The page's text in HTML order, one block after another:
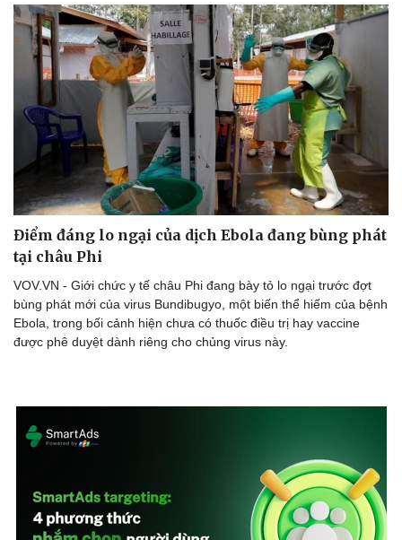
Điểm đáng lo ngại của dịch Ebola đang bùng phát
tại châu Phi
VOV.VN - Giới chức y tế châu Phi đang bày tỏ lo ngại trước đợt
bùng phát mới của virus Bundibugyo, một biến thể hiếm của bệnh
Ebola, trong bối cảnh hiện chưa có thuốc điều trị hay vaccine
được phê duyệt dành riêng cho chủng virus này.